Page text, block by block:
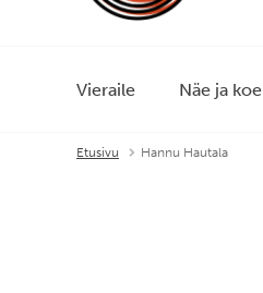
Vieraile Näe ja koe
Etusivu Hannu Hautala